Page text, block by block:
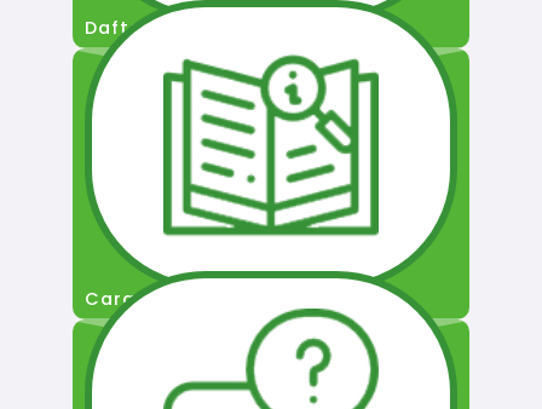
Daftar Pengguna
Cara Permohonan